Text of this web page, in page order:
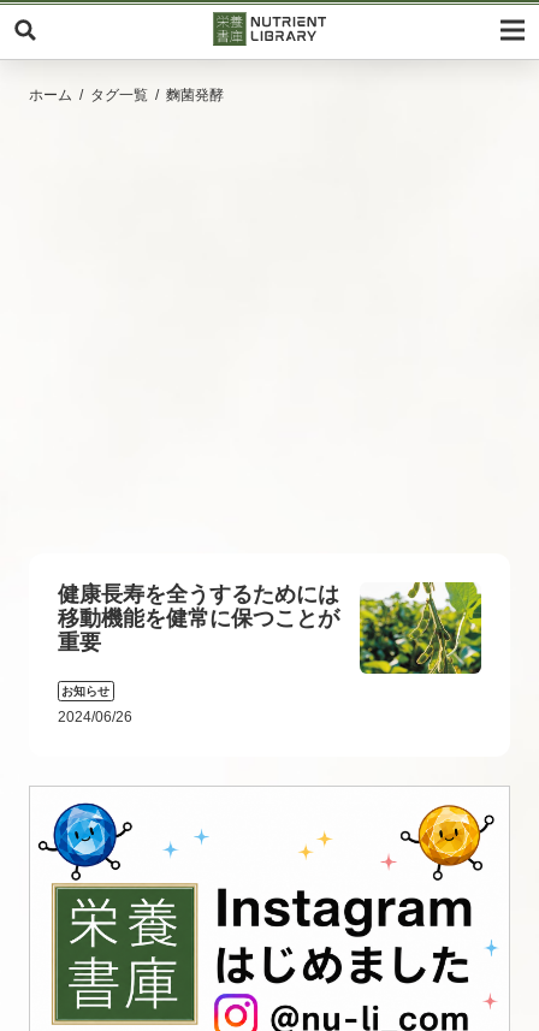
ホーム タグ一覧 麴菌発酵
健康長寿を全うするためには
移動機能を健常に保つことが
重要
お知らせ
2024/06/26